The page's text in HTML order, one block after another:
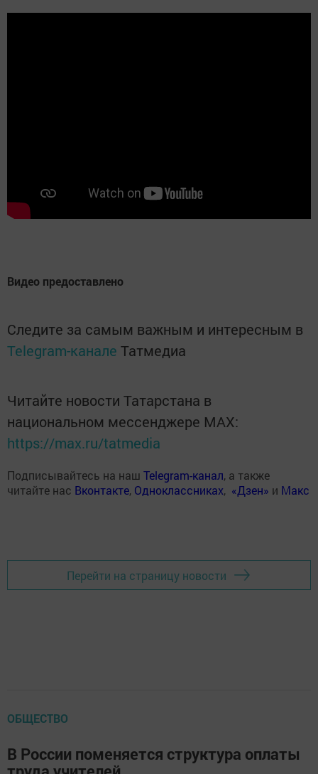
Видео предоставлено
Следите за самым важным и интересным в
Telegram-канале Татмедиа
Читайте новости Татарстана в
национальном мессенджере MАХ:
https://max.ru/tatmedia
Подписывайтесь на наш Telegram-канал, а также
читайте нас Вконтакте, Одноклассниках, «Дзен» и Макс
Перейти на страницу новости
ОБЩЕСТВО
В России поменяется структура оплаты